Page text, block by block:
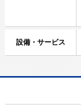
設備・サービス